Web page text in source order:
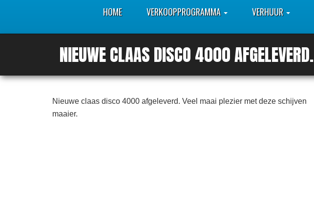
HOME VERKOOPPROGRAMMA VERHUUR
NIEUWE CLAAS DISCO 4000 AFGELEVERD.
Nieuwe claas disco 4000 afgeleverd. Veel maai plezier met deze schijven
maaier.